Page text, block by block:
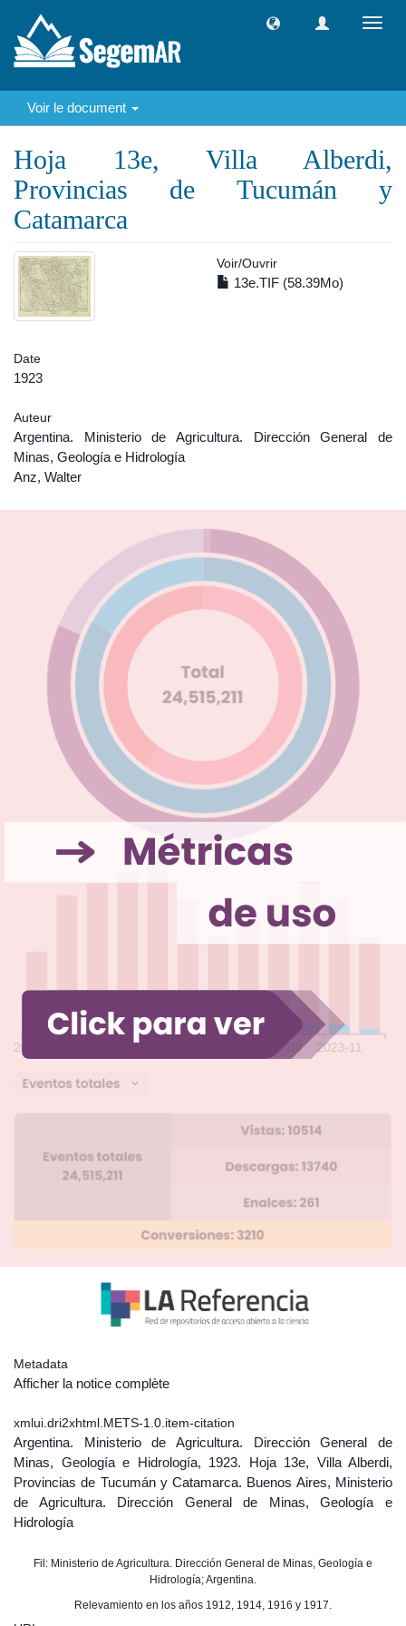
Voir le document
Hoja 13e, Villa Alberdi,
Provincias de Tucumán y
Catamarca
Voir/Ouvrir
13e.TIF (58.39Mo)
Date
1923
Auteur
Argentina. Ministerio de Agricultura. Dirección General de
Minas, Geología e Hidrología
Anz, Walter
Metadata
Afficher la notice complète
xmlui.dri2xhtml.METS-1.0.item-citation
Argentina. Ministerio de Agricultura. Dirección General de
Minas, Geología e Hidrología, 1923. Hoja 13e, Villa Alberdi,
Provincias de Tucumán y Catamarca. Buenos Aires, Ministerio
de Agricultura. Dirección General de Minas, Geología e
Hidrología
Fil: Ministerio de Agricultura. Dirección General de Minas, Geología e
Hidrología; Argentina.
Relevamiento en los años 1912, 1914, 1916 y 1917.